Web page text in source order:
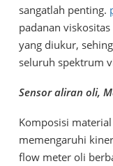
sangatlah penting.
padanan
yang diukur,
seluruh spektrum
Sensor aliran oli,
Komposisi
memengaruhi
flow meter oli